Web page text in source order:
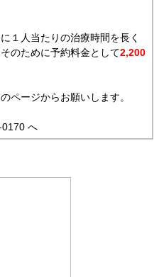
１人当たりの治療時間を長く
のために予約料金として2,200
のページからお願いします。
へ